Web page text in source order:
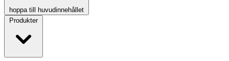
hoppa till huvudinnehållet
Produkter